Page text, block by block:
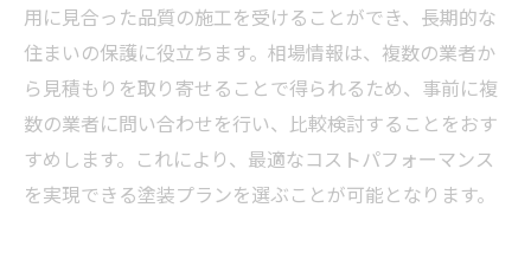
用に見合った品質の施工を受けることができ、長期的な
住まいの保護に役立ちます。相場情報は、複数の業者か
ら見積もりを取り寄せることで得られるため、事前に複
数の業者に問い合わせを行い、比較検討することをおす
すめします。これにより、最適なコストパフォーマンス
を実現できる塗装プランを選ぶことが可能となります。